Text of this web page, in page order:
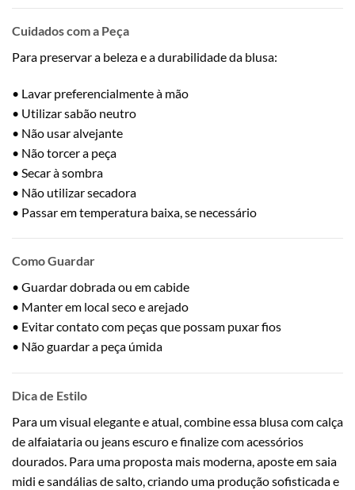
Cuidados com a Peça
Para preservar a beleza e a durabilidade da blusa:
• Lavar preferencialmente à mão
• Utilizar sabão neutro
• Não usar alvejante
• Não torcer a peça
• Secar à sombra
• Não utilizar secadora
• Passar em temperatura baixa, se necessário
Como Guardar
• Guardar dobrada ou em cabide
• Manter em local seco e arejado
• Evitar contato com peças que possam puxar fios
• Não guardar a peça úmida
Dica de Estilo
Para um visual elegante e atual, combine essa blusa com calça
de alfaiataria ou jeans escuro e finalize com acessórios
dourados. Para uma proposta mais moderna, aposte em saia
midi e sandálias de salto, criando uma produção sofisticada e